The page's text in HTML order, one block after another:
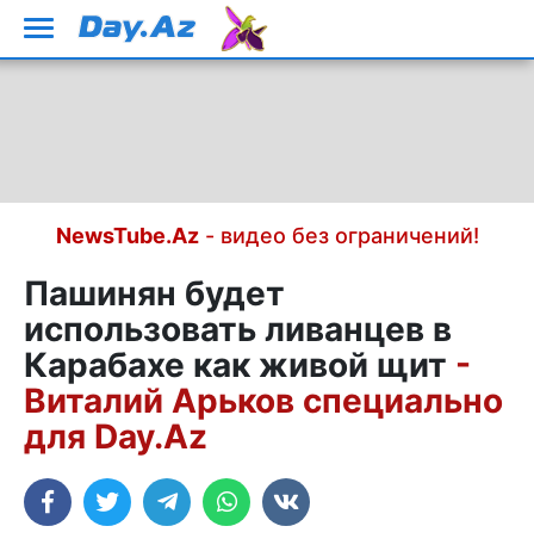
NewsTube.Az- видео без ограничений!
Пашинян будет
использовать ливанцев в
Карабахе как живой щит -
Виталий Арьков специально
для Day.Az